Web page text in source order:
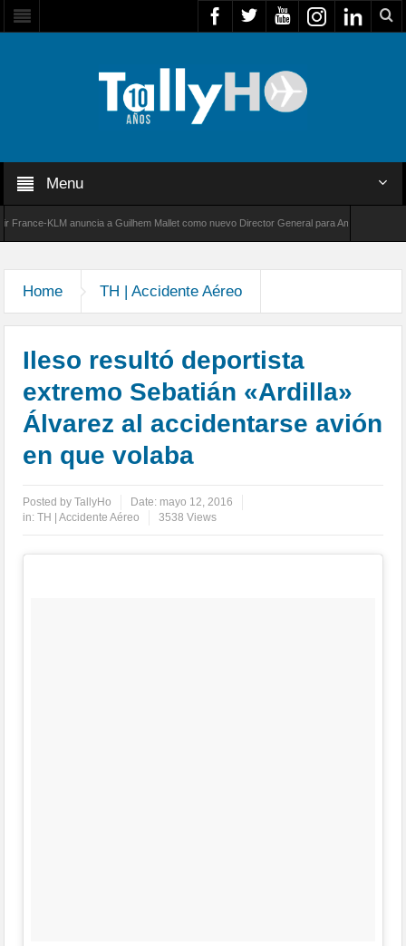
Menu
KLM anuncia a Guilhem Mallet como nuevo Director General para América Latina
Home TH | Accidente Aéreo
Ileso resultó deportista
extremo Sebatián «Ardilla»
Álvarez al accidentarse avión
en que volaba
Posted byTallyHo Date: mayo 12, 2016
in:TH | Accidente Aéreo 3538 Views